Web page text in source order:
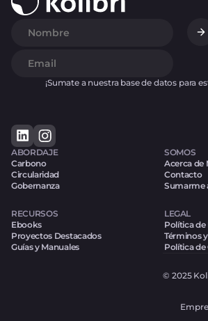
¡Sumate a nuestra base de datos para
ABORDAJE
Carbono
Circularidad
Gobernanza
SOMOS
Acerca de
Contacto
Sumarme
RECURSOS
Ebooks
Proyectos Destacados
Guías y Manuales
LEGAL
Política
Términos
Política de
© 2025